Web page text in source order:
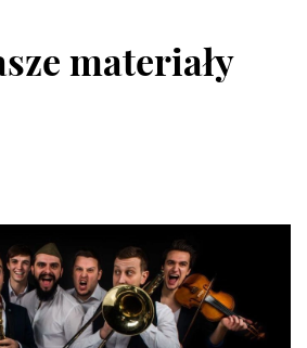
materiały